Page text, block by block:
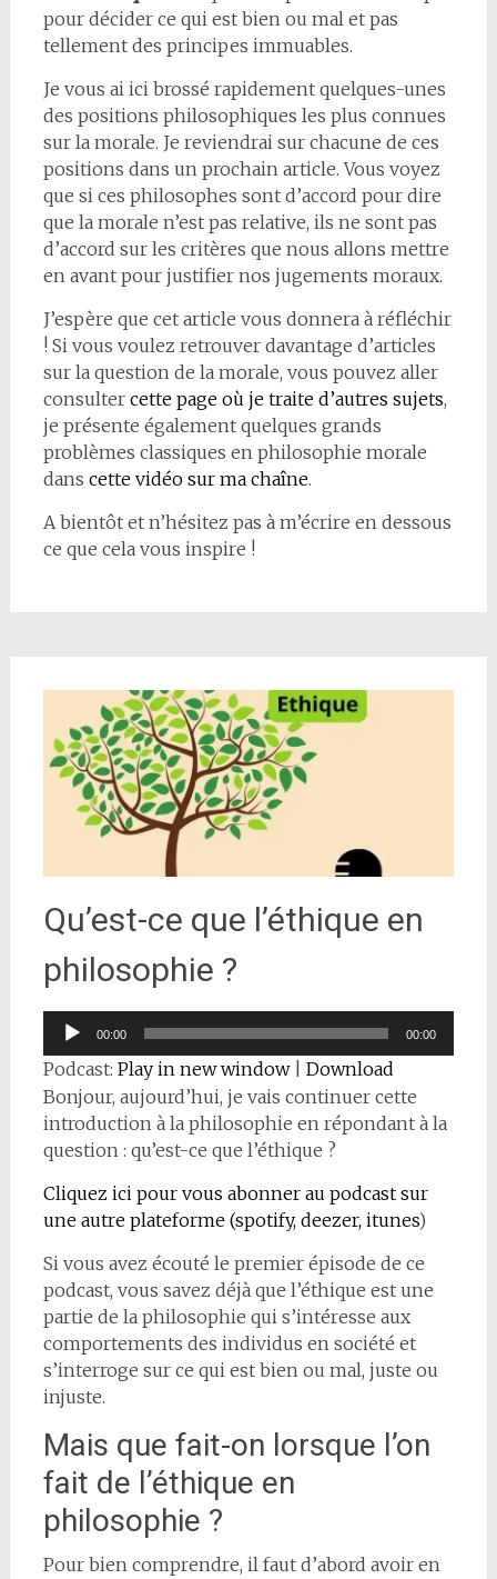
pour décider ce qui est bien ou mal et pas
tellement des principes immuables.
Je vous ai ici brossé rapidement quelques-unes
des positions philosophiques les plus connues
sur la morale. Je reviendrai sur chacune de ces
positions dans un prochain article. Vous voyez
que si ces philosophes sont d’accord pour dire
que la morale n’est pas relative, ils ne sont pas
d’accord sur les critères que nous allons mettre
en avant pour justifier nos jugements moraux.
J’espère que cet article vous donnera à réfléchir
! Si vous voulez retrouver davantage d’articles
sur la question de la morale, vous pouvez aller
consulter cette page où je traite d’autres sujets,
je présente également quelques grands
problèmes classiques en philosophie morale
dans cette vidéo sur ma chaîne.
A bientôt et n’hésitez pas à m’écrire en dessous
ce que cela vous inspire !
Qu’est-ce que l’éthique en
philosophie ?
Lecteur
audio
00:00 00:00
Podcast: Play in new window| Download
Bonjour, aujourd’hui, je vais continuer cette
introduction à la philosophie en répondant à la
question : qu’est-ce que l’éthique ?
Cliquez ici pour vous abonner au podcast sur
une autre plateforme (spotify, deezer, itunes)
Si vous avez écouté le premier épisode de ce
podcast, vous savez déjà que l’éthique est une
partie de la philosophie qui s’intéresse aux
comportements des individus en société et
s’interroge sur ce qui est bien ou mal, juste ou
injuste.
Mais que fait-on lorsque l’on
fait de l’éthique en
philosophie ?
Pour bien comprendre, il faut d’abord avoir en